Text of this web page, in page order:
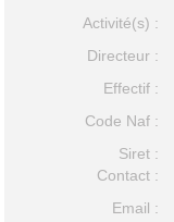
Activité(s) :
Directeur :
Effectif :
Code Naf :
Siret :
Contact :
Email :